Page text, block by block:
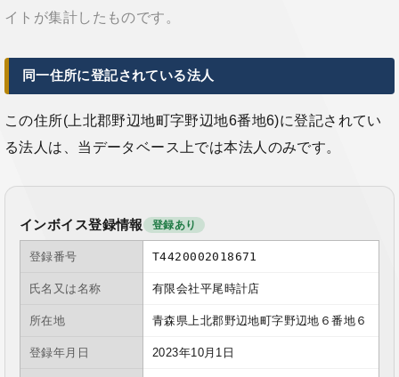
イトが集計したものです。
同一住所に登記されている法人
この住所(上北郡野辺地町字野辺地6番地6)に登記されてい
る法人は、当データベース上では本法人のみです。
インボイス登録情報 登録あり
登録番号 T4420002018671
氏名又は名称 有限会社平尾時計店
所在地 青森県上北郡野辺地町字野辺地６番地６
登録年月日 2023年10月1日